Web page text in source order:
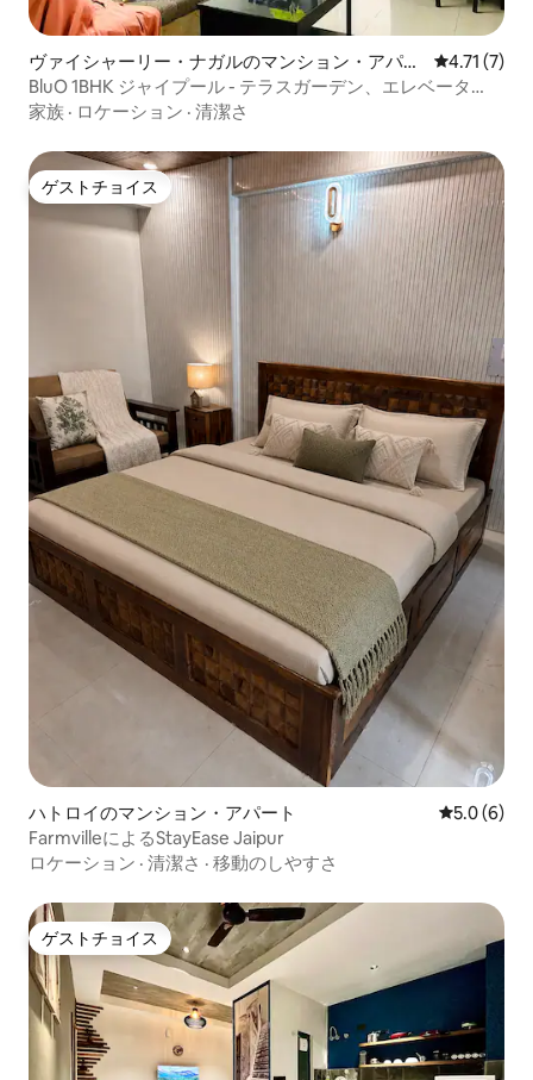
ヴァイシャーリー・ナガルのマンション・アパー
ト
レビュー7
4.71 (7)
BluO 1BHK ジャイプール - テラスガーデン、エレベータ
ー、駐車場
家族 · ロケーション · 清潔さ
ゲストチョイス
ゲストチョイス
ハトロイのマンション・アパート レビュー6
5.0 (6)
FarmvilleによるStayEase Jaipur
ロケーション · 清潔さ · 移動のしやすさ
ゲストチョイス
ゲストチョイス